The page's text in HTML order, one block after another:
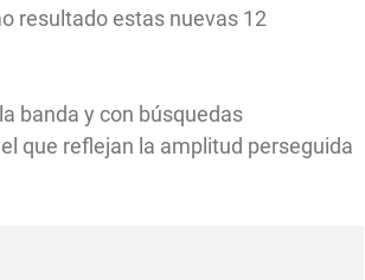
resultado estas nuevas 12
banda y con búsquedas
que reflejan la amplitud perseguida